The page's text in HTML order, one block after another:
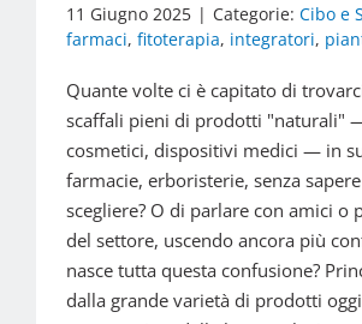
11 Giugno 2025 | Categorie: Cibo e
farmaci, fitoterapia, integratori,
Quante volte ci è capitato di
scaffali pieni di prodotti "naturali"
cosmetici, dispositivi medici — in
farmacie, erboristerie, senza
scegliere? O di parlare con amici o
del settore, uscendo ancora più
nasce tutta questa confusione?
dalla grande varietà di prodotti